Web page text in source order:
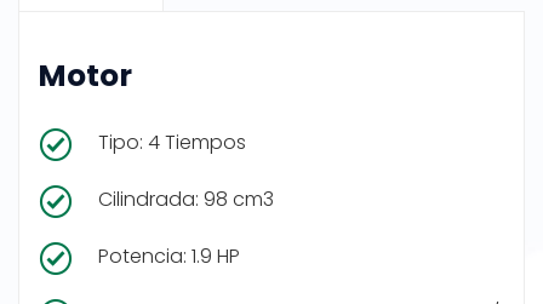
Motor
Tipo: 4 Tiempos
Cilindrada: 98 cm3
Potencia: 1.9 HP